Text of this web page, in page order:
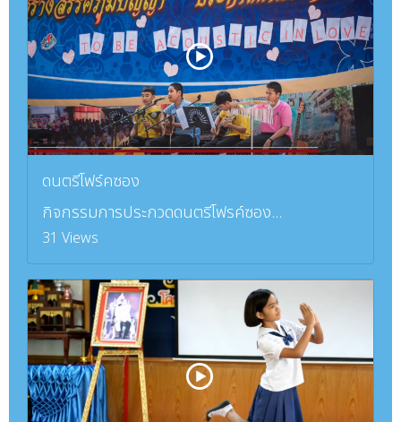
ดนตรีโฟร์คซอง
กิจกรรมการประกวดดนตรีโฟรค์ซอง...
31 Views